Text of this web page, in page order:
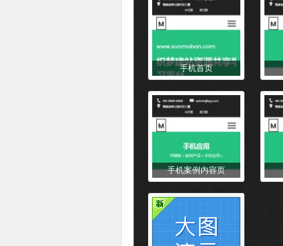
手机首页
手机案例内容页